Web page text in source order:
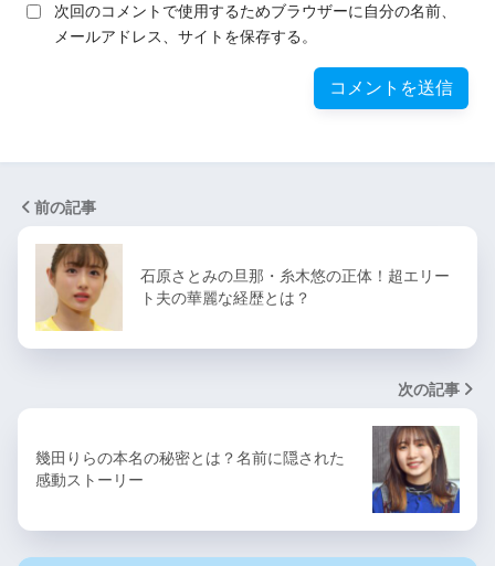
次回のコメントで使用するためブラウザーに自分の名前、
メールアドレス、サイトを保存する。
前の記事
石原さとみの旦那・糸木悠の正体！超エリー
ト夫の華麗な経歴とは？
次の記事
幾田りらの本名の秘密とは？名前に隠された
感動ストーリー